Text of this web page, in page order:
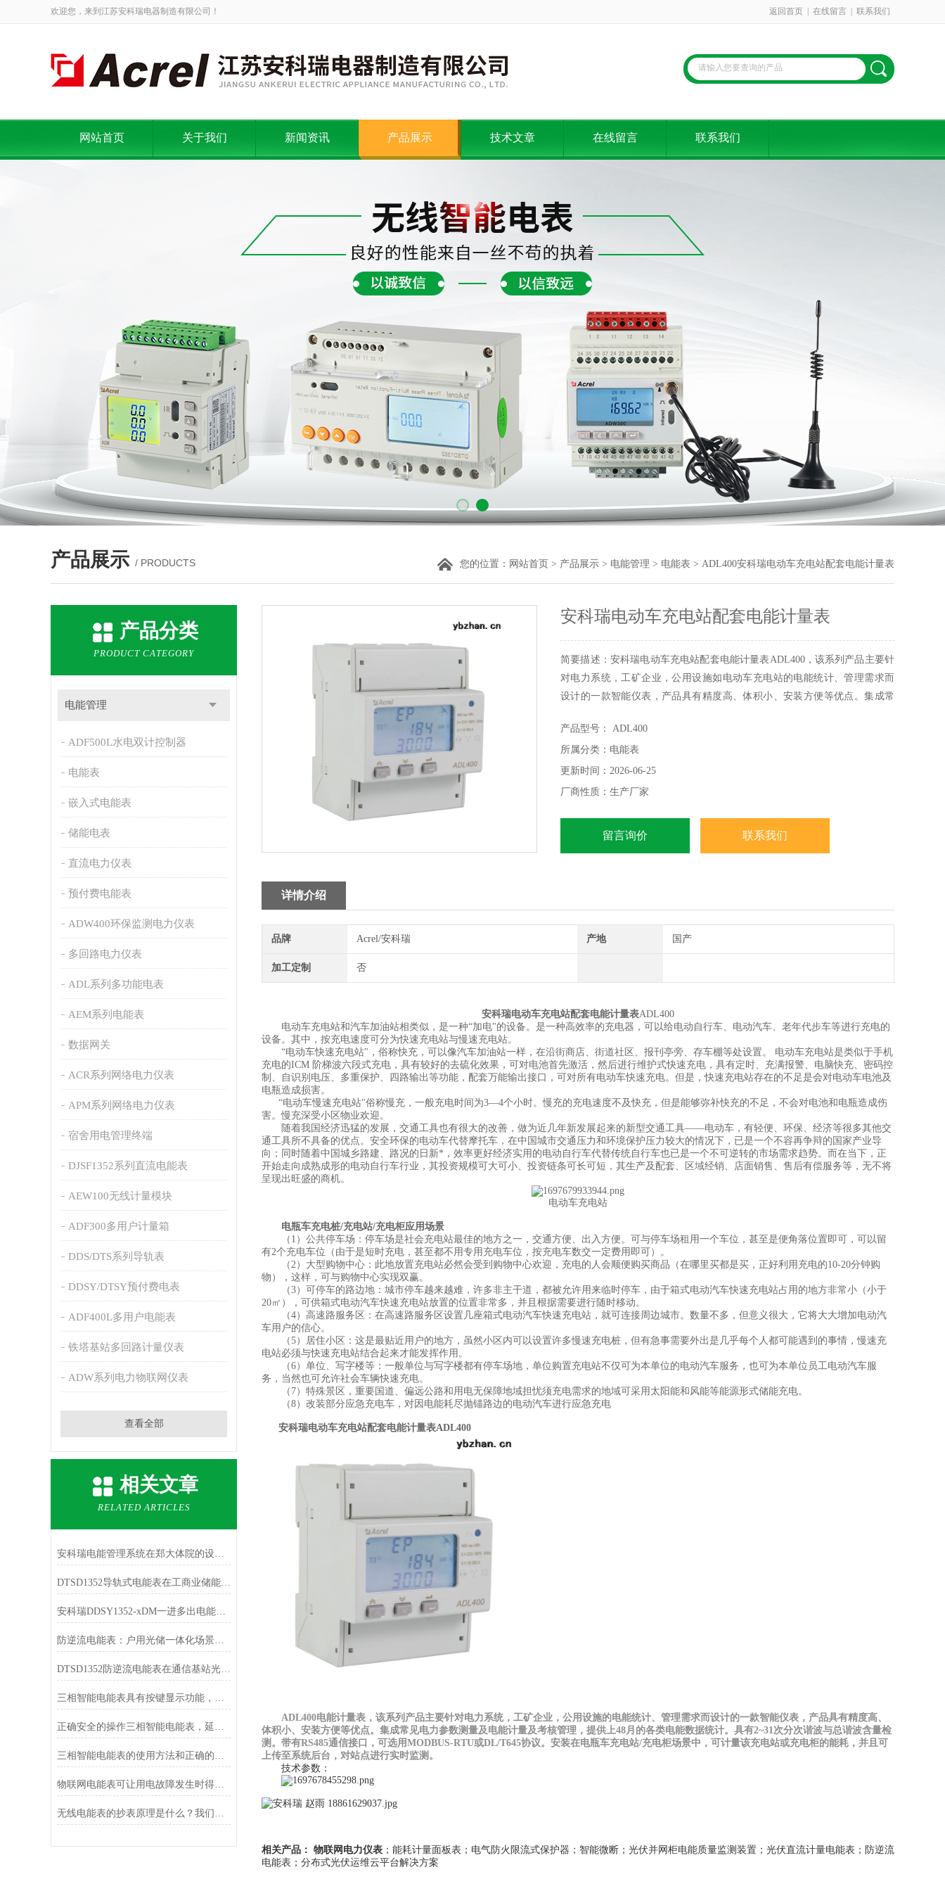
欢迎您，来到江苏安科瑞电器制造有限公司！ 返回首页 在线留言 联系我们
网站首页 关于我们 新闻资讯 产品展示 技术文章 在线留言 联系我们
产品展示 / PRODUCTS 您的位置： 网站首页 > 产品展示 > 电能管理 > 电能表 > ADL400安科瑞电动车充电站配套电能计量表
产品分类
PRODUCT CATEGORY
电能管理
ADF500L水电双计控制器
电能表
嵌入式电能表
储能电表
直流电力仪表
预付费电能表
ADW400环保监测电力仪表
多回路电力仪表
ADL系列多功能电表
AEM系列电能表
数据网关
ACR系列网络电力仪表
APM系列网络电力仪表
宿舍用电管理终端
DJSF1352系列直流电能表
AEW100无线计量模块
ADF300多用户计量箱
DDS/DTS系列导轨表
DDSY/DTSY预付费电表
ADF400L多用户电能表
铁塔基站多回路计量仪表
ADW系列电力物联网仪表
查看全部
相关文章
RELATED ARTICLES
安科瑞电能管理系统在郑大体院的设计与应用
DTSD1352导轨式电能表在工商业储能场景中的应用
安科瑞DDSY1352-xDM一进多出电能表赋能高校宿舍精细化管理
防逆流电能表：户用光储一体化场景的能源管理核心
DTSD1352防逆流电能表在通信基站光伏储能场景中的应用
三相智能电能表具有按键显示功能，显示内容及顺序可任意设置
正确安全的操作三相智能电能表，延长使用寿命
三相智能电能表的使用方法和正确的安装标准
物联网电能表可让用电故障发生时得到更快的响应
无线电能表的抄表原理是什么？我们做一个详细的介绍
安科瑞电动车充电站配套电能计量表
简要描述：安科瑞电动车充电站配套电能计量表ADL400，该系列产品主要针
对电力系统，工矿企业，公用设施如电动车充电站的电能统计、管理需求而
设计的一款智能仪表，产品具有精度高、体积小、安装方便等优点。集成常
具有2~31次分次谐波与总谐波含量检测。带有RS485通信接口，可选用
MODBUS-RTU或DL/T645协议。
产品型号： ADL400
所属分类：电能表
更新时间：2026-06-25
厂商性质：生产厂家
留言询价 联系我们
详情介绍
品牌 Acrel/安科瑞 产地 国产
加工定制 否
安科瑞电动车充电站配套电能计量表ADL400
电动车充电站和汽车加油站相类似，是一种“加电"的设备。是一种高效率的充电器，可以给电动自行车、电动汽车、老年代步车等进行充电的
设备。其中，按充电速度可分为快速充电站与慢速充电站。
“电动车快速充电站"，俗称快充，可以像汽车加油站一样，在沿街商店、街道社区、报刊亭旁、存车棚等处设置。 电动车充电站是类似于手机
充电的ICM 阶梯波六段式充电，具有较好的去硫化效果，可对电池首先激活，然后进行维护式快速充电，具有定时、充满报警、电脑快充、密码控
制、自识别电压、多重保护、四路输出等功能，配套万能输出接口，可对所有电动车快速充电。但是，快速充电站存在的不足是会对电动车电池及
电瓶造成损害。
“电动车慢速充电站"俗称慢充，一般充电时间为3—4个小时。慢充的充电速度不及快充，但是能够弥补快充的不足，不会对电池和电瓶造成伤
害。慢充深受小区物业欢迎。
随着我国经济迅猛的发展，交通工具也有很大的改善，做为近几年新发展起来的新型交通工具――电动车，有轻便、环保、经济等很多其他交
通工具所不具备的优点。安全环保的电动车代替摩托车，在中国城市交通压力和环境保护压力较大的情况下，已是一个不容再争辩的国家产业导
向；同时随着中国城乡路建、路况的日新*，效率更好经济实用的电动自行车代替传统自行车也已是一个不可逆转的市场需求趋势。而在当下，正
开始走向成熟成形的电动自行车行业，其投资规模可大可小、投资链条可长可短，其生产及配套、区域经销、店面销售、售后有偿服务等，无不将
呈现出旺盛的商机。
电动车充电站
电瓶车充电桩/充电站/充电柜应用场景
（1）公共停车场：停车场是社会充电站最佳的地方之一，交通方便、出入方便。可与停车场租用一个车位，甚至是便角落位置即可，可以留
有2个充电车位（由于是短时充电，甚至都不用专用充电车位，按充电车数交一定费用即可）。
（2）大型购物中心：此地放置充电站必然会受到购物中心欢迎，充电的人会顺便购买商品（在哪里买都是买，正好利用充电的10-20分钟购
物），这样，可与购物中心实现双赢。
（3）可停车的路边地：城市停车越来越难，许多非主干道，都被允许用来临时停车，由于箱式电动汽车快速充电站占用的地方非常小（小于
20㎡），可供箱式电动汽车快速充电站放置的位置非常多，并且根据需要进行随时移动。
（4）高速路服务区：在高速路服务区设置几座箱式电动汽车快速充电站，就可连接周边城市。数量不多，但意义很大，它将大大增加电动汽
车用户的信心。
（5）居住小区：这是最贴近用户的地方，虽然小区内可以设置许多慢速充电桩，但有急事需要外出是几乎每个人都可能遇到的事情，慢速充
电站必须与快速充电站结合起来才能发挥作用。
（6）单位、写字楼等：一般单位与写字楼都有停车场地，单位购置充电站不仅可为本单位的电动汽车服务，也可为本单位员工电动汽车服
务，当然也可允许社会车辆快速充电。
（7）特殊景区，重要国道、偏远公路和用电无保障地域担忧须充电需求的地域可采用太阳能和风能等能源形式储能充电。
（8）改装部分应急充电车，对因电能耗尽抛锚路边的电动汽车进行应急充电
安科瑞电动车充电站配套电能计量表ADL400
ADL400电能计量表，该系列产品主要针对电力系统 ， 工矿企业 ， 公用设施的电能统计、 管理需求而设计的一款智能仪表 ， 产品具有精度高、
体积小、 安装方便等优点。 集成常见电力参数测量及电能计量及考核管理 ， 提供上48月的各类电能数据统计。 具有2~31次分次谐波与总谐波含量检
测。带有RS485通信接口，可选用MODBUS-RTU或DL/T645协议。安装在电瓶车充电站/充电柜场景中，可计量该充电站或充电柜的能耗，并且可
上传至系统后台，对站点进行实时监测。
技术参数：
相关产品： 物联网电力仪表 ； 能耗计量面板表 ；电气防火限流式保护器；智能微断； 光伏并网柜电能质量监测装置 ； 光伏直流计量电能表 ； 防逆流
电能表 ； 分布式光伏运维云平台解决方案